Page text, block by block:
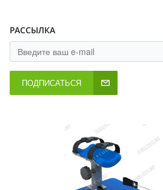
РАССЫЛКА
ПОДПИСАТЬСЯ